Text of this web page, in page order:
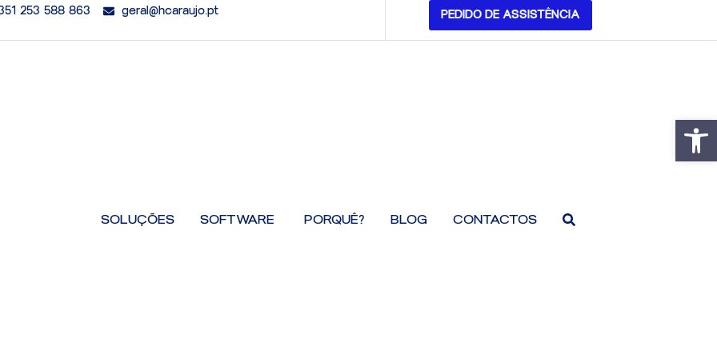
253 588 863 geral@hcaraujo.pt PEDIDO DE ASSISTÊNCIA
SOLUÇÕES SOFTWARE Open Software
PORQUÊ? BLOG CONTACTOS